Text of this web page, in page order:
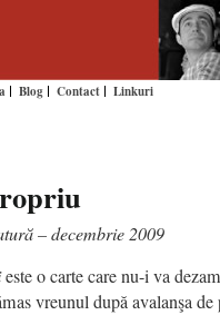
Blog Contact Linkuri
– decembrie 2009
este o carte care nu-i va
vreunul după avalanşa